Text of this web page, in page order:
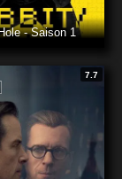
- Saison 1
7.7